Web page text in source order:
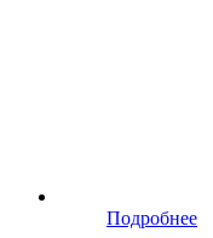
Подробнее